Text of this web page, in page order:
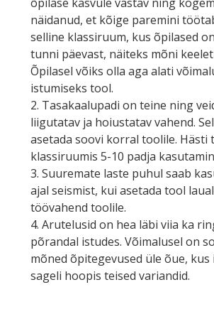
näidanud, et kõige paremini
selline klassiruum, kus õpilased
tunni päevast, näiteks mõni
Õpilasel võiks olla aga alati
istumiseks tool.
2. Tasakaalupadi on teine ning
liigutatav ja hoiustatav vahend.
asetada soovi korral toolile. Hästi
klassiruumis 5-10 padja
3. Suuremate laste puhul saab
ajal seismist, kui asetada tool
töövahend toolile.
4. Arutelusid on hea läbi viia ka
põrandal istudes. Võimalusel on
mõned õpitegevused üle õue,
sageli hoopis teised variandid.